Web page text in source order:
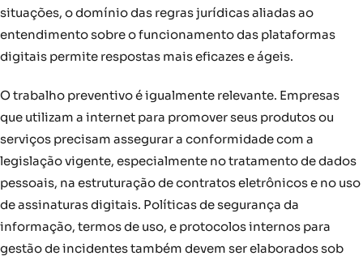
situações, o domínio das regras jurídicas aliadas ao
entendimento sobre o funcionamento das plataformas
digitais permite respostas mais eficazes e ágeis.
O trabalho preventivo é igualmente relevante. Empresas
que utilizam a internet para promover seus produtos ou
serviços precisam assegurar a conformidade com a
legislação vigente, especialmente no tratamento de dados
pessoais, na estruturação de contratos eletrônicos e no uso
de assinaturas digitais. Políticas de segurança da
informação, termos de uso, e protocolos internos para
gestão de incidentes também devem ser elaborados sob